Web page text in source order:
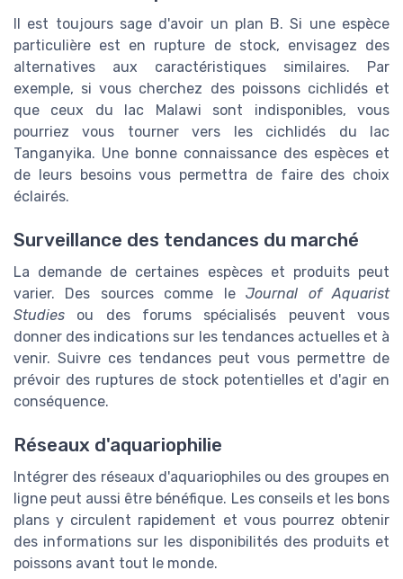
Il est toujours sage d'avoir un plan B. Si une espèce
particulière est en rupture de stock, envisagez des
alternatives aux caractéristiques similaires. Par
exemple, si vous cherchez des poissons cichlidés et
que ceux du lac Malawi sont indisponibles, vous
pourriez vous tourner vers les cichlidés du lac
Tanganyika. Une bonne connaissance des espèces et
de leurs besoins vous permettra de faire des choix
éclairés.
Surveillance des tendances du marché
La demande de certaines espèces et produits peut
varier. Des sources comme leJournal of Aquarist
Studies ou des forums spécialisés peuvent vous
donner des indications sur les tendances actuelles et à
venir. Suivre ces tendances peut vous permettre de
prévoir des ruptures de stock potentielles et d'agir en
conséquence.
Réseaux d'aquariophilie
Intégrer des réseaux d'aquariophiles ou des groupes en
ligne peut aussi être bénéfique. Les conseils et les bons
plans y circulent rapidement et vous pourrez obtenir
des informations sur les disponibilités des produits et
poissons avant tout le monde.